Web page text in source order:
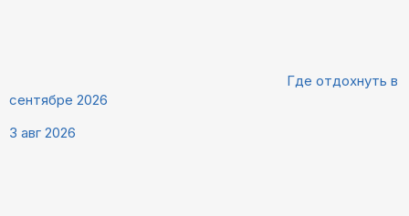
Где отдохнуть в
сентябре 2026
3 авг 2026